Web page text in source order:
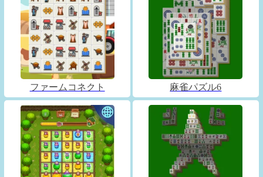
ファームコネクト 麻雀パズル6